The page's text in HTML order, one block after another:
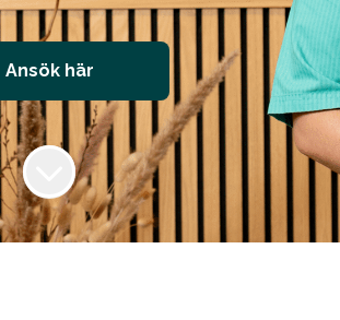
Ansök här